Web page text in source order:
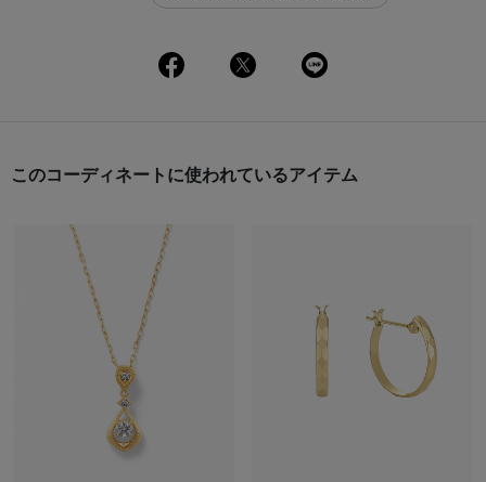
このコーディネートに使われているアイテム